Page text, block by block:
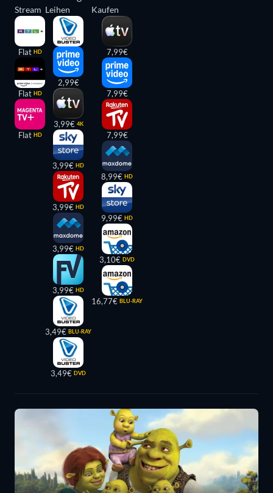
Stream
Flat HD
Flat HD
Flat HD
Leihen
2,99€
3,99€ 4K
3,99€ HD
3,99€ HD
3,99€ HD
3,99€ HD
3,49€ BLU-RAY
3,49€ DVD
Kaufen
7,99€
7,99€
7,99€
8,99€ HD
9,99€ HD
3,10€ DVD
16,77€ BLU-RAY